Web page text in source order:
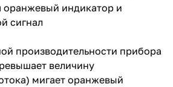
оранжевый индикатор и
сигнал
производительности прибора
величину
мигает оранжевый